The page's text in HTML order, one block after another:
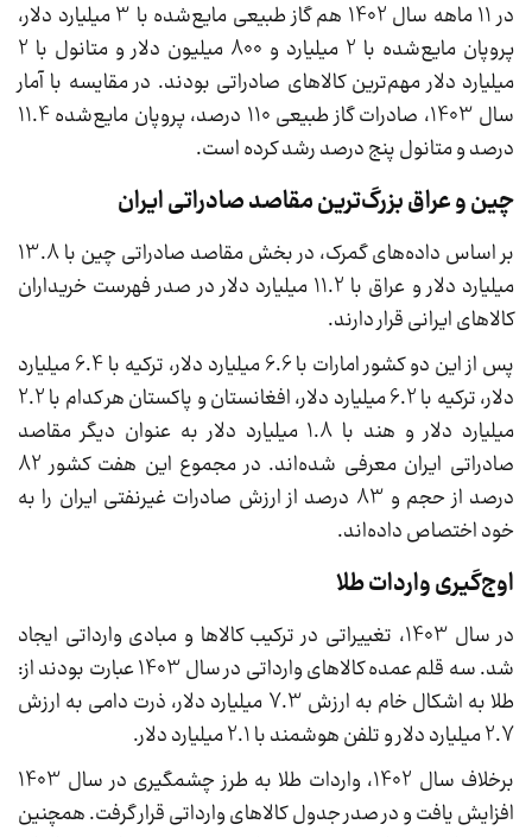
در 11 ماهه سال 1402 هم گاز طبیعی مایع‌شده با 3 میلیارد دلار،
پروپان مایع‌شده با 2 میلیارد و 800 میلیون دلار و متانول با 2
میلیارد دلار مهم‌ترین کالاهای صادراتی بودند. در مقایسه با آمار
سال 1403، صادرات گاز طبیعی 110 درصد، پروپان مایع‌شده 11.4
درصد و متانول پنج درصد رشد کرده است.
چین و عراق بزرگ‌ترین مقاصد صادراتی ایران
بر اساس داده‌های گمرک، در بخش مقاصد صادراتی چین با 13.8
میلیارد دلار و عراق با 11.2 میلیارد دلار در صدر فهرست خریداران
کالاهای ایرانی قرار دارند.
پس از این دو کشور امارات با 6.6 میلیارد دلار، ترکیه با 6.4 میلیارد
دلار، ترکیه با 6.2 میلیارد دلار، افغانستان و پاکستان هر کدام با 2.2
میلیارد دلار و هند با 1.8 میلیارد دلار به‌ عنوان دیگر مقاصد
صادراتی ایران معرفی شده‌اند. در مجموع این هفت کشور 82
درصد از حجم و 83 درصد از ارزش صادرات غیرنفتی ایران را به
خود اختصاص داده‌اند.
اوج‌گیری واردات طلا
در سال 1403، تغییراتی در ترکیب کالاها و مبادی وارداتی ایجاد
شد. سه قلم عمده کالاهای وارداتی در سال 1403 عبارت بودند از:
طلا به اشکال خام به ارزش 7.3 میلیارد دلار، ذرت دامی به ارزش
2.7 میلیارد دلار و تلفن هوشمند با 2.1 میلیارد دلار.
برخلاف سال 1402، واردات طلا به طرز چشمگیری در سال 1403
افزایش یافت و در صدر جدول کالاهای وارداتی قرار گرفت. همچنین